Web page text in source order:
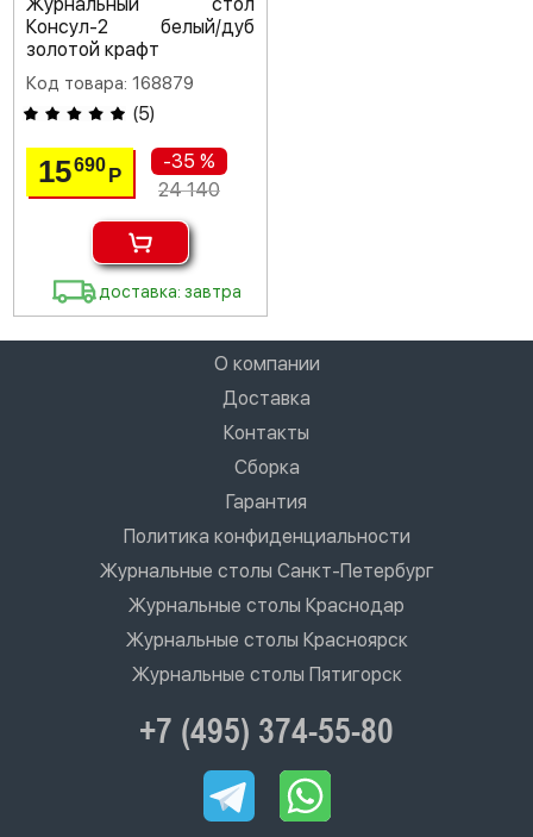
Консул-2 белый/дуб
золотой крафт
Код товара: 168879
(5)
15690Р
-35 %
24 140
доставка: завтра
О компании
Доставка
Контакты
Сборка
Гарантия
Политика конфиденциальности
Журнальные столы Санкт-Петербург
Журнальные столы Краснодар
Журнальные столы Красноярск
Журнальные столы Пятигорск
+7 (495) 374-55-80